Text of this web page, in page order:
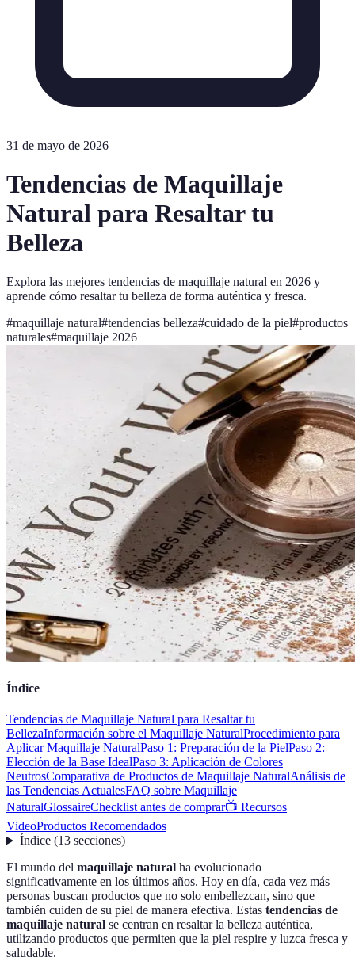
31 de mayo de 2026
Tendencias de Maquillaje
Natural para Resaltar tu
Belleza
Explora las mejores tendencias de maquillaje natural en 2026 y
aprende cómo resaltar tu belleza de forma auténtica y fresca.
#maquillaje natural#tendencias belleza#cuidado de la piel#productos
naturales#maquillaje 2026
Índice
Tendencias de Maquillaje Natural para Resaltar tu
BellezaInformación sobre el Maquillaje NaturalProcedimiento para
Aplicar Maquillaje NaturalPaso 1: Preparación de la PielPaso 2:
Elección de la Base IdealPaso 3: Aplicación de Colores
NeutrosComparativa de Productos de Maquillaje NaturalAnálisis de
las Tendencias ActualesFAQ sobre Maquillaje
NaturalGlossaireChecklist antes de comprar📺 Recursos
VideoProductos Recomendados
Índice(13 secciones)
El mundo del maquillaje natural ha evolucionado
significativamente en los últimos años. Hoy en día, cada vez más
personas buscan productos que no solo embellezcan, sino que
también cuiden de su piel de manera efectiva. Estas tendencias de
maquillaje natural se centran en resaltar la belleza auténtica,
utilizando productos que permiten que la piel respire y luzca fresca y
saludable.